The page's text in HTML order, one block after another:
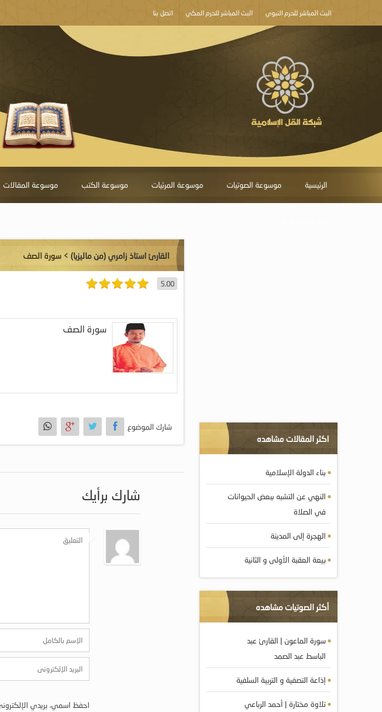
البث المباشر للحرم النبوي البث المباشر للحرم المكي اتصل بنا
المغفرة لأنها
الرئيسية موسوعة الصوتيات موسوعة المرئيات موسوعة الكتب موسوعة المقالات
القارئ استاذ زامري (من ماليزيا) > سورة الصف
5.00
سورة الصف
شارك الموضوع
شارك برأيك
احفظ اسمي، بريدي
اكثر المقالات مشاهده
بناء الدولة الإسلامية
النهي عن التشبه ببعض الحيوانات
في الصلاة
الهجرة إلى المدينة
بيعة العقبة الأولى و الثانية
أكثر الصوتيات مشاهده
سورة الماعون | القارئ عبد
الباسط عبد الصمد
إذاعة التصفية و التربية السلفية
تلاوة مختارة | أحمد الرباعي